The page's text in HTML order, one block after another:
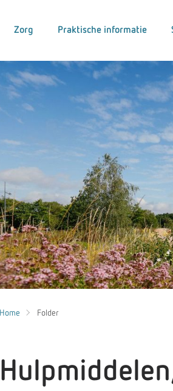
Zorg Praktische informatie
Home Folder